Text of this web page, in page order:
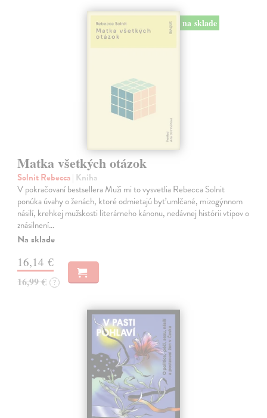
na sklade
Matka všetkých otázok
Solnit Rebecca| Kniha
V pokračovaní bestsellera Muži mi to vysvetlia Rebecca Solnit
ponúka úvahy o ženách, ktoré odmietajú byť umlčané, mizogýnnom
násilí, krehkej mužskosti literárneho kánonu, nedávnej histórii vtipov o
znásilnení…
Na sklade
16,14 €
16,99 € ?